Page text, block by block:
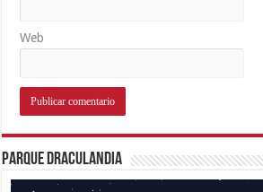
Web
Parque Draculandia